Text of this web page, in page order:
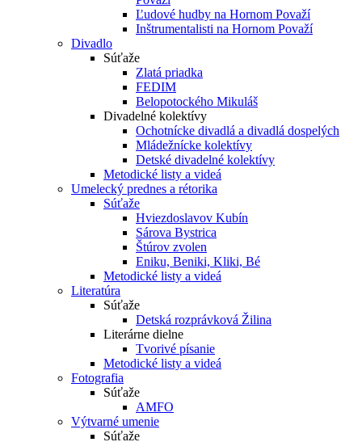
Ľudové hudby na Hornom Považí
Inštrumentalisti na Hornom Považí
Divadlo
Súťaže
Zlatá priadka
FEDIM
Belopotockého Mikuláš
Divadelné kolektívy
Ochotnícke divadlá a divadlá dospelých
Mládežnícke kolektívy
Detské divadelné kolektívy
Metodické listy a videá
Umelecký prednes a rétorika
Súťaže
Hviezdoslavov Kubín
Sárova Bystrica
Štúrov zvolen
Eniku, Beniki, Kliki, Bé
Metodické listy a videá
Literatúra
Súťaže
Detská rozprávková Žilina
Literárne dielne
Tvorivé písanie
Metodické listy a videá
Fotografia
Súťaže
AMFO
Výtvarné umenie
Súťaže